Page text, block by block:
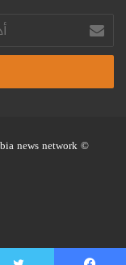
أدخل
بريدك
الإلكتروني
© Copyright 2026, All Rights Reserved |
news network